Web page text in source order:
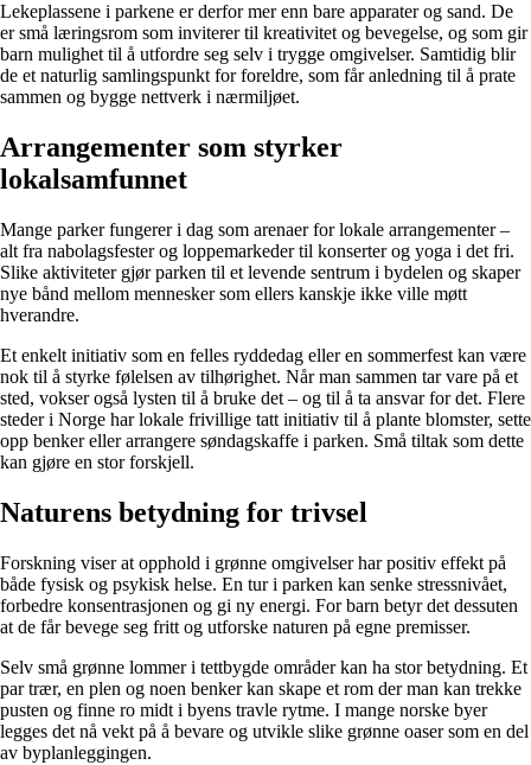
Lekeplassene i parkene er derfor mer enn bare apparater og sand. De
er små læringsrom som inviterer til kreativitet og bevegelse, og som gir
barn mulighet til å utfordre seg selv i trygge omgivelser. Samtidig blir
de et naturlig samlingspunkt for foreldre, som får anledning til å prate
sammen og bygge nettverk i nærmiljøet.
Arrangementer som styrker
lokalsamfunnet
Mange parker fungerer i dag som arenaer for lokale arrangementer –
alt fra nabolagsfester og loppemarkeder til konserter og yoga i det fri.
Slike aktiviteter gjør parken til et levende sentrum i bydelen og skaper
nye bånd mellom mennesker som ellers kanskje ikke ville møtt
hverandre.
Et enkelt initiativ som en felles ryddedag eller en sommerfest kan være
nok til å styrke følelsen av tilhørighet. Når man sammen tar vare på et
sted, vokser også lysten til å bruke det – og til å ta ansvar for det. Flere
steder i Norge har lokale frivillige tatt initiativ til å plante blomster, sette
opp benker eller arrangere søndagskaffe i parken. Små tiltak som dette
kan gjøre en stor forskjell.
Naturens betydning for trivsel
Forskning viser at opphold i grønne omgivelser har positiv effekt på
både fysisk og psykisk helse. En tur i parken kan senke stressnivået,
forbedre konsentrasjonen og gi ny energi. For barn betyr det dessuten
at de får bevege seg fritt og utforske naturen på egne premisser.
Selv små grønne lommer i tettbygde områder kan ha stor betydning. Et
par trær, en plen og noen benker kan skape et rom der man kan trekke
pusten og finne ro midt i byens travle rytme. I mange norske byer
legges det nå vekt på å bevare og utvikle slike grønne oaser som en del
av byplanleggingen.